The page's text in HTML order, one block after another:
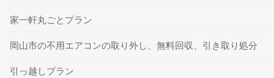
家一軒丸ごとプラン
岡山市の不用エアコンの取り外し、無料回収、引き取り処分
引っ越しプラン